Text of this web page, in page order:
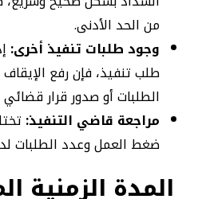
من الحد الأدنى.
وجود طلبات تنفيذ أخرى:
طلب تنفيذ، فإن رفع
الطلبات أو صدور قرار قضائي
مراجعة قاضي التنفيذ:
ضغط العمل وعدد الطلبات
المدة الزمنية